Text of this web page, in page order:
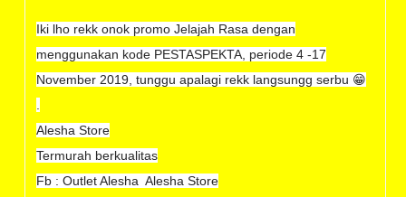
Iki lho rekk onok promo Jelajah Rasa dengan
menggunakan kode PESTASPEKTA, periode 4 -17
November 2019, tunggu apalagi rekk langsungg serbu 😁
Alesha Store
Termurah berkualitas
Fb : Outlet Alesha Alesha Store